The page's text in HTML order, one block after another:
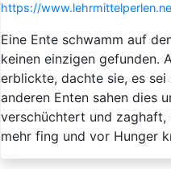
https://
Eine Ente schwamm auf
keinen einzigen gefunden.
erblickte, dachte sie, es
anderen Enten sahen dies
verschüchtert und zaghaft,
mehr fing und vor Hunger